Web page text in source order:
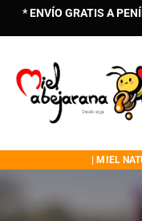
* ENVÍO GRATIS A
| MIEL